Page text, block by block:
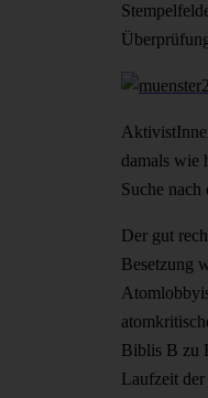
damals wie
Suche
Der gut
Besetzung
Biblis B zu
Laufzeit